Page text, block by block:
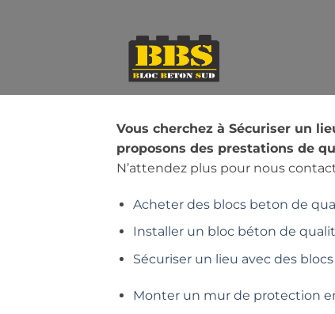
Vous cherchez à Sécuriser un
proposons des prestations de
N’attendez plus pour nous
Acheter des blocs beton de
Installer un bloc béton de
Sécuriser un lieu avec des
Monter un mur de protection